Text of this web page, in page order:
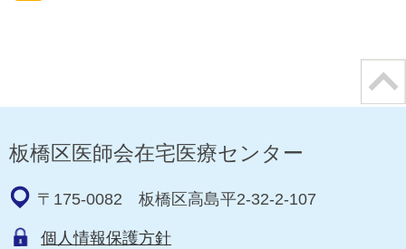
板橋区医師会在宅医療センター
〒175-0082 板橋区高島平2-32-2-107
個人情報保護方針